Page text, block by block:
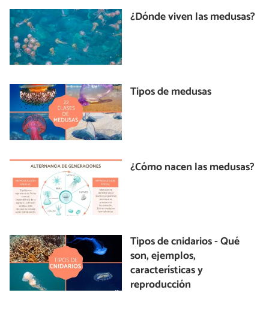
¿Dónde viven las medusas?
Tipos de medusas
¿Cómo nacen las medusas?
Tipos de cnidarios - Qué
son, ejemplos,
características y
reproducción